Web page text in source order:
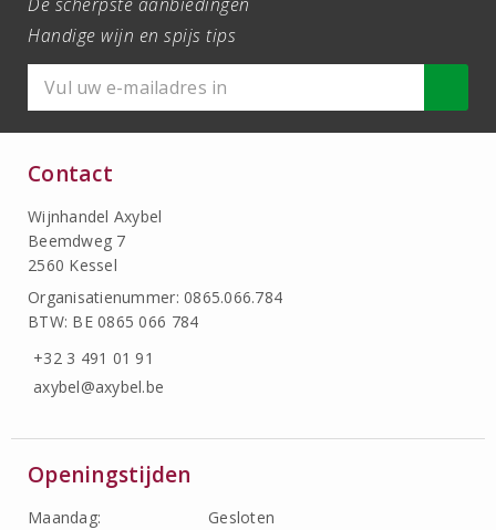
Handige wijn en spijs tips
Contact
Wijnhandel Axybel
Beemdweg 7
2560 Kessel
Organisatienummer: 0865.066.784
BTW: BE 0865 066 784
+32 3 491 01 91
axybel@axybel.be
Openingstijden
Maandag:
Gesloten